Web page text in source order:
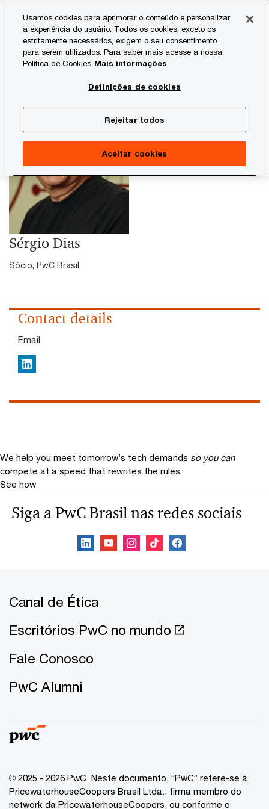
content
footer
Sergio Dias
Sérgio Dias
Sócio, PwC Brasil
Contact details
Email
LinkedIn
We help you meet tomorrow’s tech demands so you can
compete at a speed that rewrites the rules
See how
Siga a PwC Brasil nas redes sociais
Canal de Ética
Escritórios PwC no mundo
Fale Conosco
PwC Alumni
© 2025 - 2026 PwC. Neste documento, “PwC” refere-se à
PricewaterhouseCoopers Brasil Ltda., firma membro do
network da PricewaterhouseCoopers, ou conforme o
Usamos cookies para aprimorar o conteúdo e personalizar
a experiência do usuário. Todos os cookies, exceto os
estritamente necessários, exigem o seu consentimento
para serem utilizados. Para saber mais acesse a nossa
Política de Cookies Mais informações
Definições de cookies
Rejeitar todos
Aceitar cookies